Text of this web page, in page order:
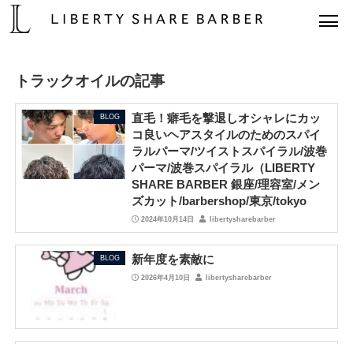
トラックオイルの記事
BLOG
直毛！癖毛を撃退しオシャレにカッ
コ良いヘアスタイルのためのスパイ
ラルパーマ/ツイストスパイラル/波巻
パーマ/波巻スパイラル（LIBERTY
SHARE BARBER 銀座/理容室/メン
ズカット/barbershop/東京/tokyo
2024年10月14日 libertysharebarber
BLOG 新年度を素敵に
2026年4月10日 libertysharebarber